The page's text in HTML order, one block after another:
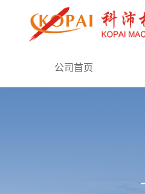
公司首页
公司首页